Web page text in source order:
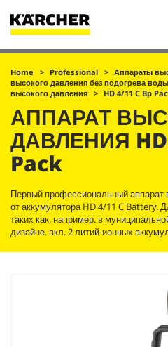
Home Professional Аппараты
высокого давления без подогрева воды
высокого давления
HD 4/11 C Bp
АППАРАТ
ДАВЛЕНИЯ
Pack
Первый профессиональный аппарат
от аккумулятора HD 4/11 C Battery.
таких как, например. в
дизайне. вкл. 2 литий-ионных